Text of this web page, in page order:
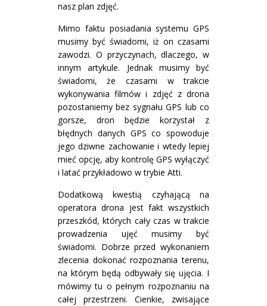
nasz plan zdjęć.
Mimo faktu posiadania systemu GPS
musimy być świadomi, iż on czasami
zawodzi. O przyczynach, dlaczego, w
innym artykule. Jednak musimy być
świadomi, że czasami w trakcie
wykonywania filmów i zdjęć z drona
pozostaniemy bez sygnału GPS lub co
gorsze, dron będzie korzystał z
błędnych danych GPS co spowoduje
jego dziwne zachowanie i wtedy lepiej
mieć opcję, aby kontrolę GPS wyłączyć
i latać przykładowo w trybie Atti.
Dodatkową kwestią czyhającą na
operatora drona jest fakt wszystkich
przeszkód, których cały czas w trakcie
prowadzenia ujęć musimy być
świadomi. Dobrze przed wykonaniem
zlecenia dokonać rozpoznania terenu,
na którym będą odbywały się ujęcia. I
mówimy tu o pełnym rozpoznaniu na
całej przestrzeni. Cienkie, zwisające